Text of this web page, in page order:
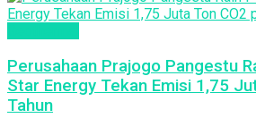
Perusahaan Prajogo Pangestu
Star Energy Tekan Emisi 1,75
Tahun